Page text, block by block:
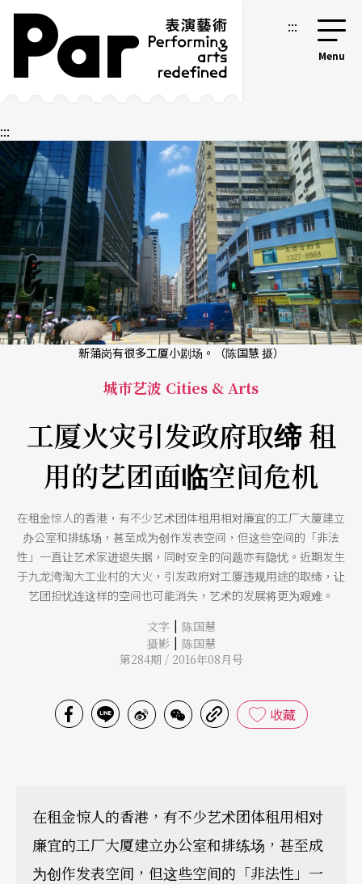
跳到主要内容区块
网站导览 :::
:::
新蒲岗有很多工厦小剧场。（陈国慧 摄）
城市艺波 Cities & Arts
工厦火灾引发政府取缔 租
用的艺团面临空间危机
在租金惊人的香港，有不少艺术团体租用相对廉宜的工厂大厦建立
办公室和排练场，甚至成为创作发表空间，但这些空间的「非法
性」一直让艺术家进退失据，同时安全的问题亦有隐忧。近期发生
于九龙湾淘大工业村的大火，引发政府对工厦违规用途的取缔，让
艺团担忧连这样的空间也可能消失，艺术的发展将更为艰难。
文字 | 陈国慧
摄影 | 陈国慧
第284期 / 2016年08月号
收藏
在租金惊人的香港，有不少艺术团体租用相对
廉宜的工厂大厦建立办公室和排练场，甚至成
为创作发表空间，但这些空间的「非法性」一